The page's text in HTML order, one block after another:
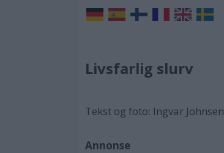
Livsfarlig slurv
Tekst og foto: Ingvar Johnsen
Annonse